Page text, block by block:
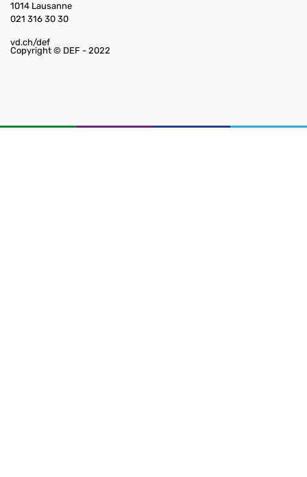
1014 Lausanne
021 316 30 30
vd.ch/def
Copyright © DEF - 2022